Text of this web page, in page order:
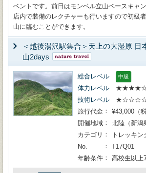
ベントです。前日はモンベル立山ベースキャ
店内で装備のレクチャーも行いますので初級
山に臨むことができます。
＜越後湯沢駅集合＞天上の大湿原 日
山2days
総合レベル 中級
体力レベル
技術レベル
旅行代金
¥43,000（税
開催地域
北陸（新潟
カテゴリ
トレッキン
No.
T17Q01
年齢条件
高校生以上